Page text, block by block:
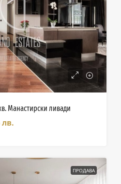
Манастирски ливади
лв.
ПРОДАВА